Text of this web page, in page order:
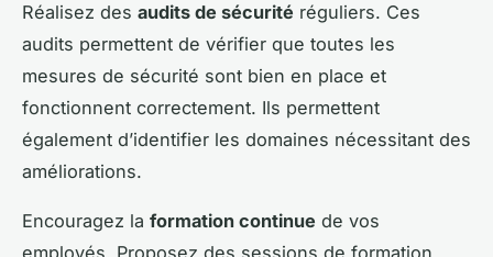
Réalisez des audits de sécurité réguliers. Ces
audits permettent de vérifier que toutes les
mesures de sécurité sont bien en place et
fonctionnent correctement. Ils permettent
également d’identifier les domaines nécessitant des
améliorations.
Encouragez la formation continue de vos